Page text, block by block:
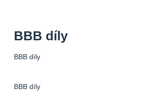
BBB díly
BBB díly
BBB díly